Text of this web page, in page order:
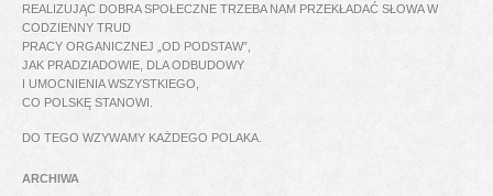
REALIZUJĄC DOBRA SPOŁECZNE TRZEBA NAM PRZEKŁADAĆ SŁOWA W
CODZIENNY TRUD
PRACY ORGANICZNEJ „OD PODSTAW”,
JAK PRADZIADOWIE, DLA ODBUDOWY
I UMOCNIENIA WSZYSTKIEGO,
CO POLSKĘ STANOWI.
DO TEGO WZYWAMY KAŻDEGO POLAKA.
ARCHIWA